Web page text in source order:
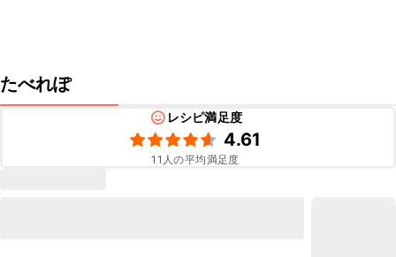
たべれぽ
レシピ満足度
4.61
11 人の平均満足度